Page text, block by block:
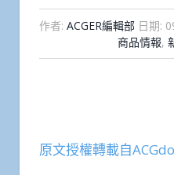
作者: ACGER編輯部 日期:
商品情報,
原文授權轉載自